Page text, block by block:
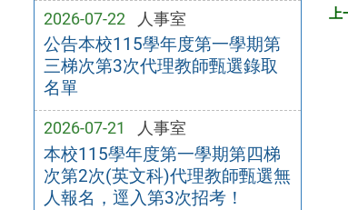
2026-07-22 人事室
公告本校115學年度第一學期第
三梯次第3次代理教師甄選錄取
名單
2026-07-21 人事室
本校115學年度第一學期第四梯
次第2次(英文科)代理教師甄選無
人報名，逕入第3次招考！